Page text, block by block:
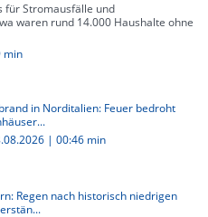
für Stromausfälle und
waren rund 14.000 Haushalte ohne
min
in Norditalien: Feuer bedroht
| 00:46 min
Regen nach historisch niedrigen